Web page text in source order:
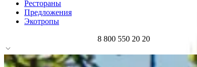
Рестораны
Предложения
Экотропы
8 800 550 20 20